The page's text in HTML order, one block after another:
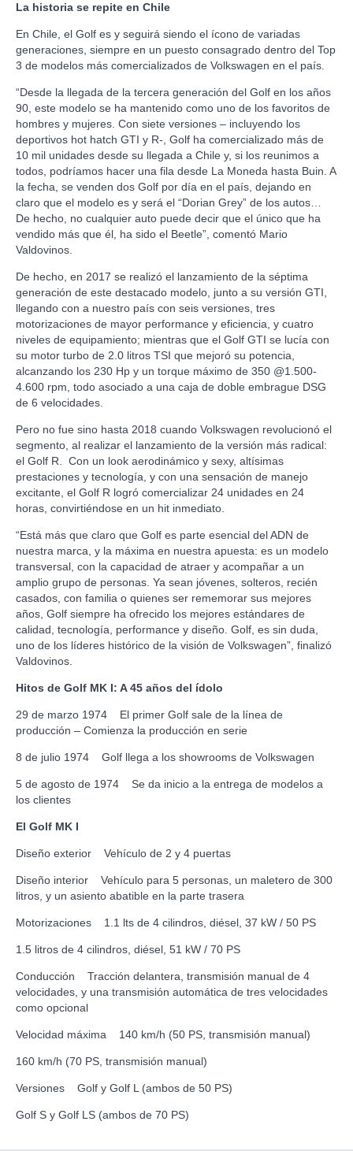
La historia se repite en Chile
En Chile, el Golf es y seguirá siendo el ícono de variadas
generaciones, siempre en un puesto consagrado dentro del Top
3 de modelos más comercializados de Volkswagen en el país.
“Desde la llegada de la tercera generación del Golf en los años
90, este modelo se ha mantenido como uno de los favoritos de
hombres y mujeres. Con siete versiones – incluyendo los
deportivos hot hatch GTI y R-, Golf ha comercializado más de
10 mil unidades desde su llegada a Chile y, si los reunimos a
todos, podríamos hacer una fila desde La Moneda hasta Buin. A
la fecha, se venden dos Golf por día en el país, dejando en
claro que el modelo es y será el “Dorian Grey” de los autos…
De hecho, no cualquier auto puede decir que el único que ha
vendido más que él, ha sido el Beetle”, comentó Mario
Valdovinos.
De hecho, en 2017 se realizó el lanzamiento de la séptima
generación de este destacado modelo, junto a su versión GTI,
llegando con a nuestro país con seis versiones, tres
motorizaciones de mayor performance y eficiencia, y cuatro
niveles de equipamiento; mientras que el Golf GTI se lucía con
su motor turbo de 2.0 litros TSI que mejoró su potencia,
alcanzando los 230 Hp y un torque máximo de 350 @1.500-
4.600 rpm, todo asociado a una caja de doble embrague DSG
de 6 velocidades.
Pero no fue sino hasta 2018 cuando Volkswagen revolucionó el
segmento, al realizar el lanzamiento de la versión más radical:
el Golf R. Con un look aerodinámico y sexy, altísimas
prestaciones y tecnología, y con una sensación de manejo
excitante, el Golf R logró comercializar 24 unidades en 24
horas, convirtiéndose en un hit inmediato.
“Está más que claro que Golf es parte esencial del ADN de
nuestra marca, y la máxima en nuestra apuesta: es un modelo
transversal, con la capacidad de atraer y acompañar a un
amplio grupo de personas. Ya sean jóvenes, solteros, recién
casados, con familia o quienes ser rememorar sus mejores
años, Golf siempre ha ofrecido los mejores estándares de
calidad, tecnología, performance y diseño. Golf, es sin duda,
uno de los líderes histórico de la visión de Volkswagen”, finalizó
Valdovinos.
Hitos de Golf MK I: A 45 años del ídolo
29 de marzo 1974 El primer Golf sale de la línea de
producción – Comienza la producción en serie
8 de julio 1974 Golf llega a los showrooms de Volkswagen
5 de agosto de 1974 Se da inicio a la entrega de modelos a
los clientes
El Golf MK I
Diseño exterior Vehículo de 2 y 4 puertas
Diseño interior Vehículo para 5 personas, un maletero de 300
litros, y un asiento abatible en la parte trasera
Motorizaciones 1.1 lts de 4 cilindros, diésel, 37 kW / 50 PS
1.5 litros de 4 cilindros, diésel, 51 kW / 70 PS
Conducción Tracción delantera, transmisión manual de 4
velocidades, y una transmisión automática de tres velocidades
como opcional
Velocidad máxima 140 km/h (50 PS, transmisión manual)
160 km/h (70 PS, transmisión manual)
Versiones Golf y Golf L (ambos de 50 PS)
Golf S y Golf LS (ambos de 70 PS)